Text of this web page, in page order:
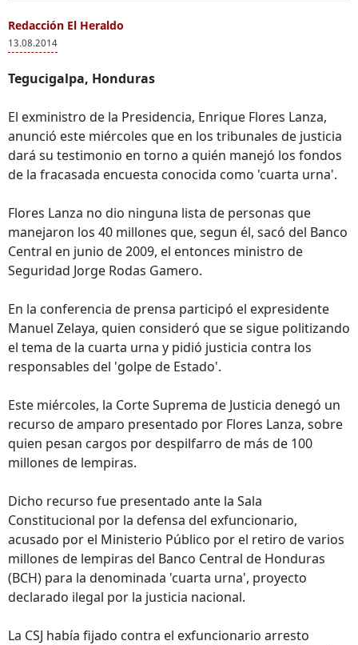
Redacción El Heraldo
13.08.2014
Tegucigalpa, Honduras
El exministro de la Presidencia, Enrique Flores Lanza,
anunció este miércoles que en los tribunales de justicia
dará su testimonio en torno a quién manejó los fondos
de la fracasada encuesta conocida como 'cuarta urna'.
Flores Lanza no dio ninguna lista de personas que
manejaron los 40 millones que, segun él, sacó del Banco
Central en junio de 2009, el entonces ministro de
Seguridad Jorge Rodas Gamero.
En la conferencia de prensa participó el expresidente
Manuel Zelaya, quien consideró que se sigue politizando
el tema de la cuarta urna y pidió justicia contra los
responsables del 'golpe de Estado'.
Este miércoles, la Corte Suprema de Justicia denegó un
recurso de amparo presentado por Flores Lanza, sobre
quien pesan cargos por despilfarro de más de 100
millones de lempiras.
Dicho recurso fue presentado ante la Sala
Constitucional por la defensa del exfuncionario,
acusado por el Ministerio Público por el retiro de varios
millones de lempiras del Banco Central de Honduras
(BCH) para la denominada 'cuarta urna', proyecto
declarado ilegal por la justicia nacional.
La CSJ había fijado contra el exfuncionario arresto